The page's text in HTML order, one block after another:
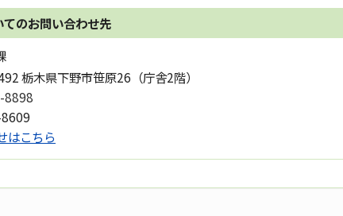
のお問い合わせ先
栃木県下野市笹原26（庁舎2階）
8898
はこちら